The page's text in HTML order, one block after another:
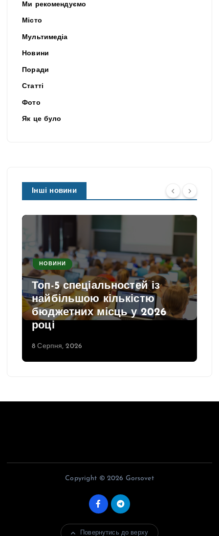
Ми рекомендуємо
Місто
Мультимедіа
Новини
Поради
Статті
Фото
Як це було
Інші новини
НОВИНИ
Топ-5 спеціальностей із
найбільшою кількістю
бюджетних місць у 2026
році
8 Серпня, 2026
Copyright © 2026 Gorsovet
Повернутись до верху